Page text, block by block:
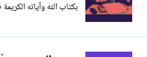
بكتاب الله وآياته
من المعتزلة، والجبرية،
والخوارج على أصنافهم من